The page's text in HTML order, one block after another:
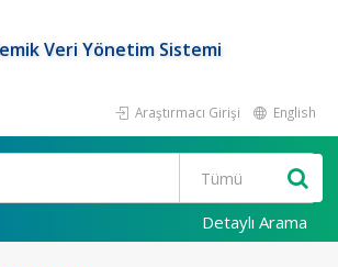
Veri Yönetim Sistemi
Araştırmacı Girişi English
Detaylı Arama